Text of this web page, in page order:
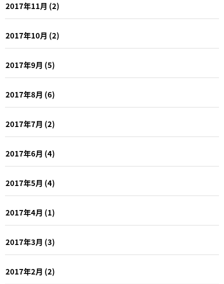
2017年11月 (2)
2017年10月 (2)
2017年9月 (5)
2017年8月 (6)
2017年7月 (2)
2017年6月 (4)
2017年5月 (4)
2017年4月 (1)
2017年3月 (3)
2017年2月 (2)